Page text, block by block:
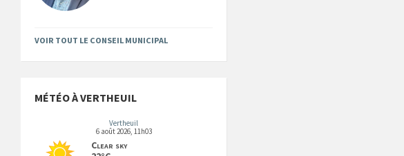
VOIR TOUT LE CONSEIL MUNICIPAL
MÉTÉO À VERTHEUIL
Vertheuil
6 août 2026, 11h03
Clear sky